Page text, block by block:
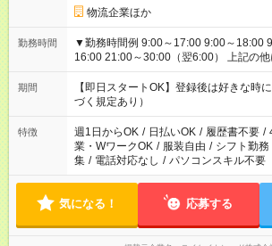
物流企業ほか
勤務時間
▼勤務時間例 9:00～17:00 9:00～18:00 9:30～17:30 10:00～
16:00 21:00～30:00（翌6:00） 上記の他にもいろいろな時間帯
から選べます！
期間
【即日スタートOK】登録後は好きな時
づく規定あり）
特徴 週1日からOK / 日払いOK / 履歴書不要 /
業・WワークOK / 服装自由 / シフト勤務
集 / 電話対応なし / パソコンスキル不要
気になる！ 応募する